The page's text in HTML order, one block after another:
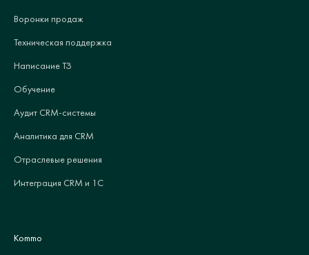
Воронки продаж
Техническая поддержка
Написание ТЗ
Обучение
Аудит CRM-системы
Аналитика для CRM
Отраслевые решения
Интеграция CRM и 1С
Kommo